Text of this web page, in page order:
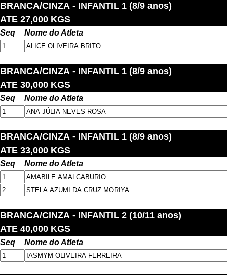
BRANCA/CINZA - INFANTIL 1 (8/9 anos)
ATE 27,000 KGS
Seq Nome do Atleta
BRANCA/CINZA - INFANTIL 1 (8/9 anos)
ATE 30,000 KGS
Seq Nome do Atleta
BRANCA/CINZA - INFANTIL 1 (8/9 anos)
ATE 33,000 KGS
Seq Nome do Atleta
BRANCA/CINZA - INFANTIL 2 (10/11 anos)
ATE 40,000 KGS
Seq Nome do Atleta